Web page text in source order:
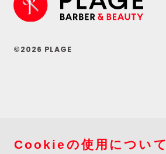
©2026 PLAGE
Cookieの使用について